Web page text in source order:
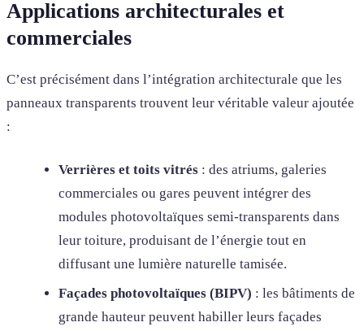
Applications architecturales et
commerciales
C’est précisément dans l’intégration architecturale que les
panneaux transparents trouvent leur véritable valeur ajoutée
:
Verrières et toits vitrés: des atriums, galeries
commerciales ou gares peuvent intégrer des
modules photovoltaïques semi-transparents dans
leur toiture, produisant de l’énergie tout en
diffusant une lumière naturelle tamisée.
Façades photovoltaïques (BIPV) : les bâtiments de
grande hauteur peuvent habiller leurs façades